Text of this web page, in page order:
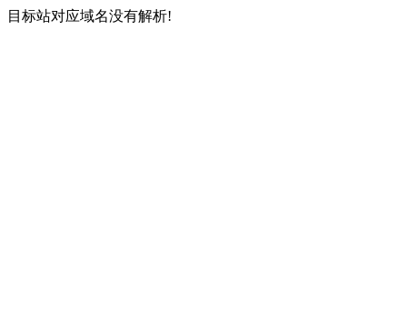
目标站对应域名没有解析!